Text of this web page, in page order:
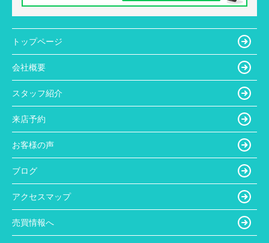
トップページ
会社概要
スタッフ紹介
来店予約
お客様の声
ブログ
アクセスマップ
売買情報へ